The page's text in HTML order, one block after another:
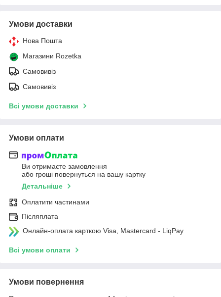
Умови доставки
Нова Пошта
Магазини Rozetka
Самовивіз
Самовивіз
Всі умови доставки
Умови оплати
Ви отримаєте замовлення
або гроші повернуться на вашу картку
Детальніше
Оплатити частинами
Післяплата
Онлайн-оплата карткою Visa, Mastercard - LiqPay
Всі умови оплати
Умови повернення